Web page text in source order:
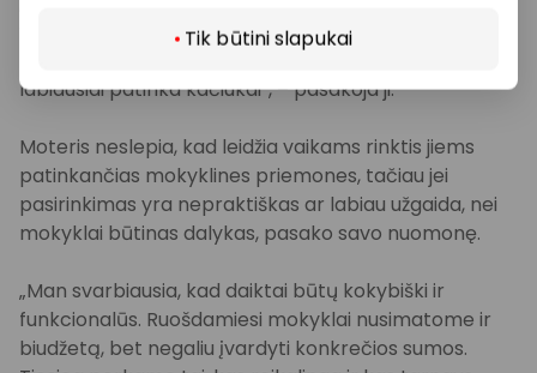
Tik būtini slapukai
vienaragių etapas. Šiemet Motiejus jau žengia į
labiausiai patinka kačiukai“, – pasakoja ji.
Moteris neslepia, kad leidžia vaikams rinktis jiems
patinkančias mokyklines priemones, tačiau jei
pasirinkimas yra nepraktiškas ar labiau užgaida, nei
mokyklai būtinas dalykas, pasako savo nuomonę.
„Man svarbiausia, kad daiktai būtų kokybiški ir
funkcionalūs. Ruošdamiesi mokyklai nusimatome ir
biudžetą, bet negaliu įvardyti konkrečios sumos.